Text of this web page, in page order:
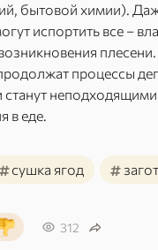
бытовой химии).
испортить все –
процессы
станут
в еде.
#сушка ягод #
312